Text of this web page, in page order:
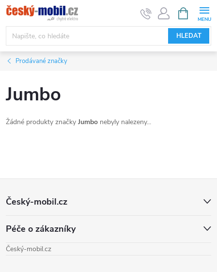
Přejít
na
obsah
HLEDAT
NÁKUPNÍ
KOŠÍK
Prodávané značky
Jumbo
Žádné produkty značky Jumbo nebyly nalezeny...
Z
p
Český-mobil.cz
Péče o zákazníky
Český-mobil.cz